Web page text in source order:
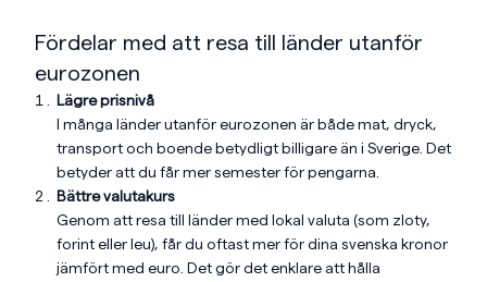
Fördelar med att resa till länder utanför
eurozonen
Lägre prisnivå
I många länder utanför eurozonen är både mat, dryck,
transport och boende betydligt billigare än i Sverige. Det
betyder att du får mer semester för pengarna.
Bättre valutakurs
Genom att resa till länder med lokal valuta (som zloty,
forint eller leu), får du oftast mer för dina svenska kronor
jämfört med euro. Det gör det enklare att hålla